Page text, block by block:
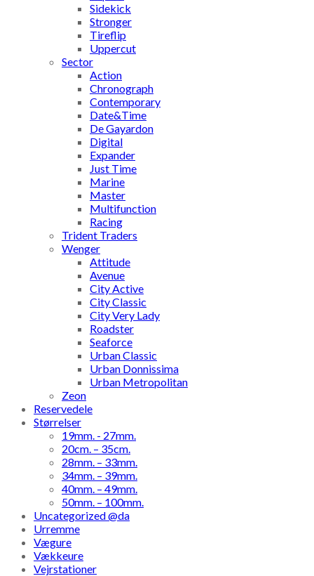
Sidekick
Stronger
Tireflip
Uppercut
Sector
Action
Chronograph
Contemporary
Date&Time
De Gayardon
Digital
Expander
Just Time
Marine
Master
Multifunction
Racing
Trident Traders
Wenger
Attitude
Avenue
City Active
City Classic
City Very Lady
Roadster
Seaforce
Urban Classic
Urban Donnissima
Urban Metropolitan
Zeon
Reservedele
Størrelser
19mm. - 27mm.
20cm. – 35cm.
28mm. – 33mm.
34mm. – 39mm.
40mm. – 49mm.
50mm. – 100mm.
Uncategorized @da
Urremme
Vægure
Vækkeure
Vejrstationer